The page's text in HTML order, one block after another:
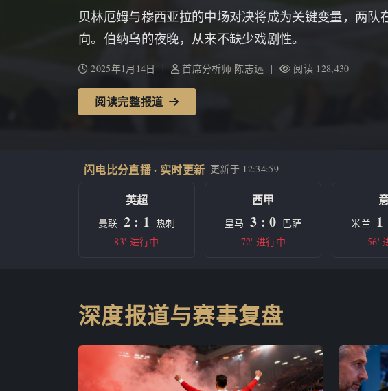
贝林厄姆与穆西亚拉的中场对决将成为关键变量，两
向。伯纳乌的夜晚，从来不缺少戏剧性。
2025年1月14日 | 首席分析师 陈志远 | 阅读 128,430
阅读完整报道
闪电比分直播 · 实时更新 更新于 12:34:59
英超
曼联 2 : 1 热刺
83' 进行中
西甲
皇马 3 : 0 巴萨
72' 进行中
米兰 1
56'
深度报道与赛事复盘